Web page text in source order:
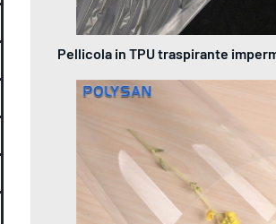
Pellicola in TPU traspirante